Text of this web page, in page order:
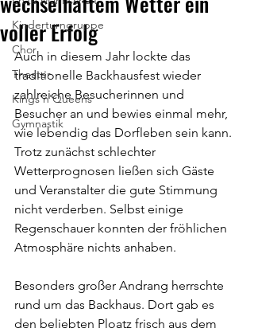
Kinderturngruppe
Chor
Theater
Kings'n'Queens
Gymnastik
voller Erfolg
Auch in diesem Jahr lockte das
traditionelle Backhausfest wieder
zahlreiche Besucherinnen und
Besucher an und bewies einmal mehr,
wie lebendig das Dorfleben sein kann.
Trotz zunächst schlechter
Wetterprognosen ließen sich Gäste
und Veranstalter die gute Stimmung
nicht verderben. Selbst einige
Regenschauer konnten der fröhlichen
Atmosphäre nichts anhaben.
Besonders großer Andrang herrschte
rund um das Backhaus. Dort gab es
den beliebten Ploatz frisch aus dem